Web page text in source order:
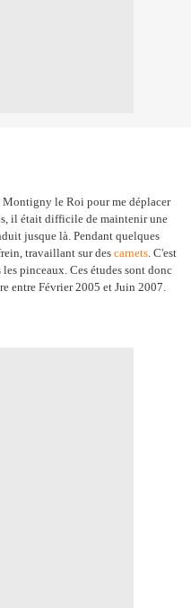
le Roi pour me déplacer
il était difficile de maintenir une
jusque là. Pendant quelques
travaillant sur des carnets. C'est
pinceaux. Ces études sont donc
entre Février 2005 et Juin 2007.